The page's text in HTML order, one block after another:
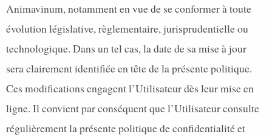
Animavinum, notamment en vue de se conformer à toute
évolution législative, règlementaire, jurisprudentielle ou
technologique. Dans un tel cas, la date de sa mise à jour
sera clairement identifiée en tête de la présente politique.
Ces modifications engagent l’Utilisateur dès leur mise en
ligne. Il convient par conséquent que l’Utilisateur consulte
régulièrement la présente politique de confidentialité et